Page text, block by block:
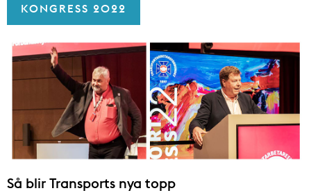
KONGRESS 2022
Så blir Transports nya topp